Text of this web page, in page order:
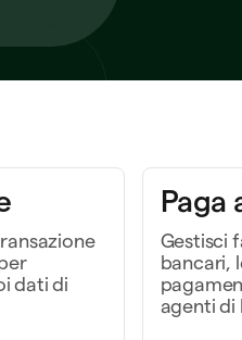
con l'IA
Lavora più velocemente in team
dati di
Paga
Gestisci
bancari,
agenti di